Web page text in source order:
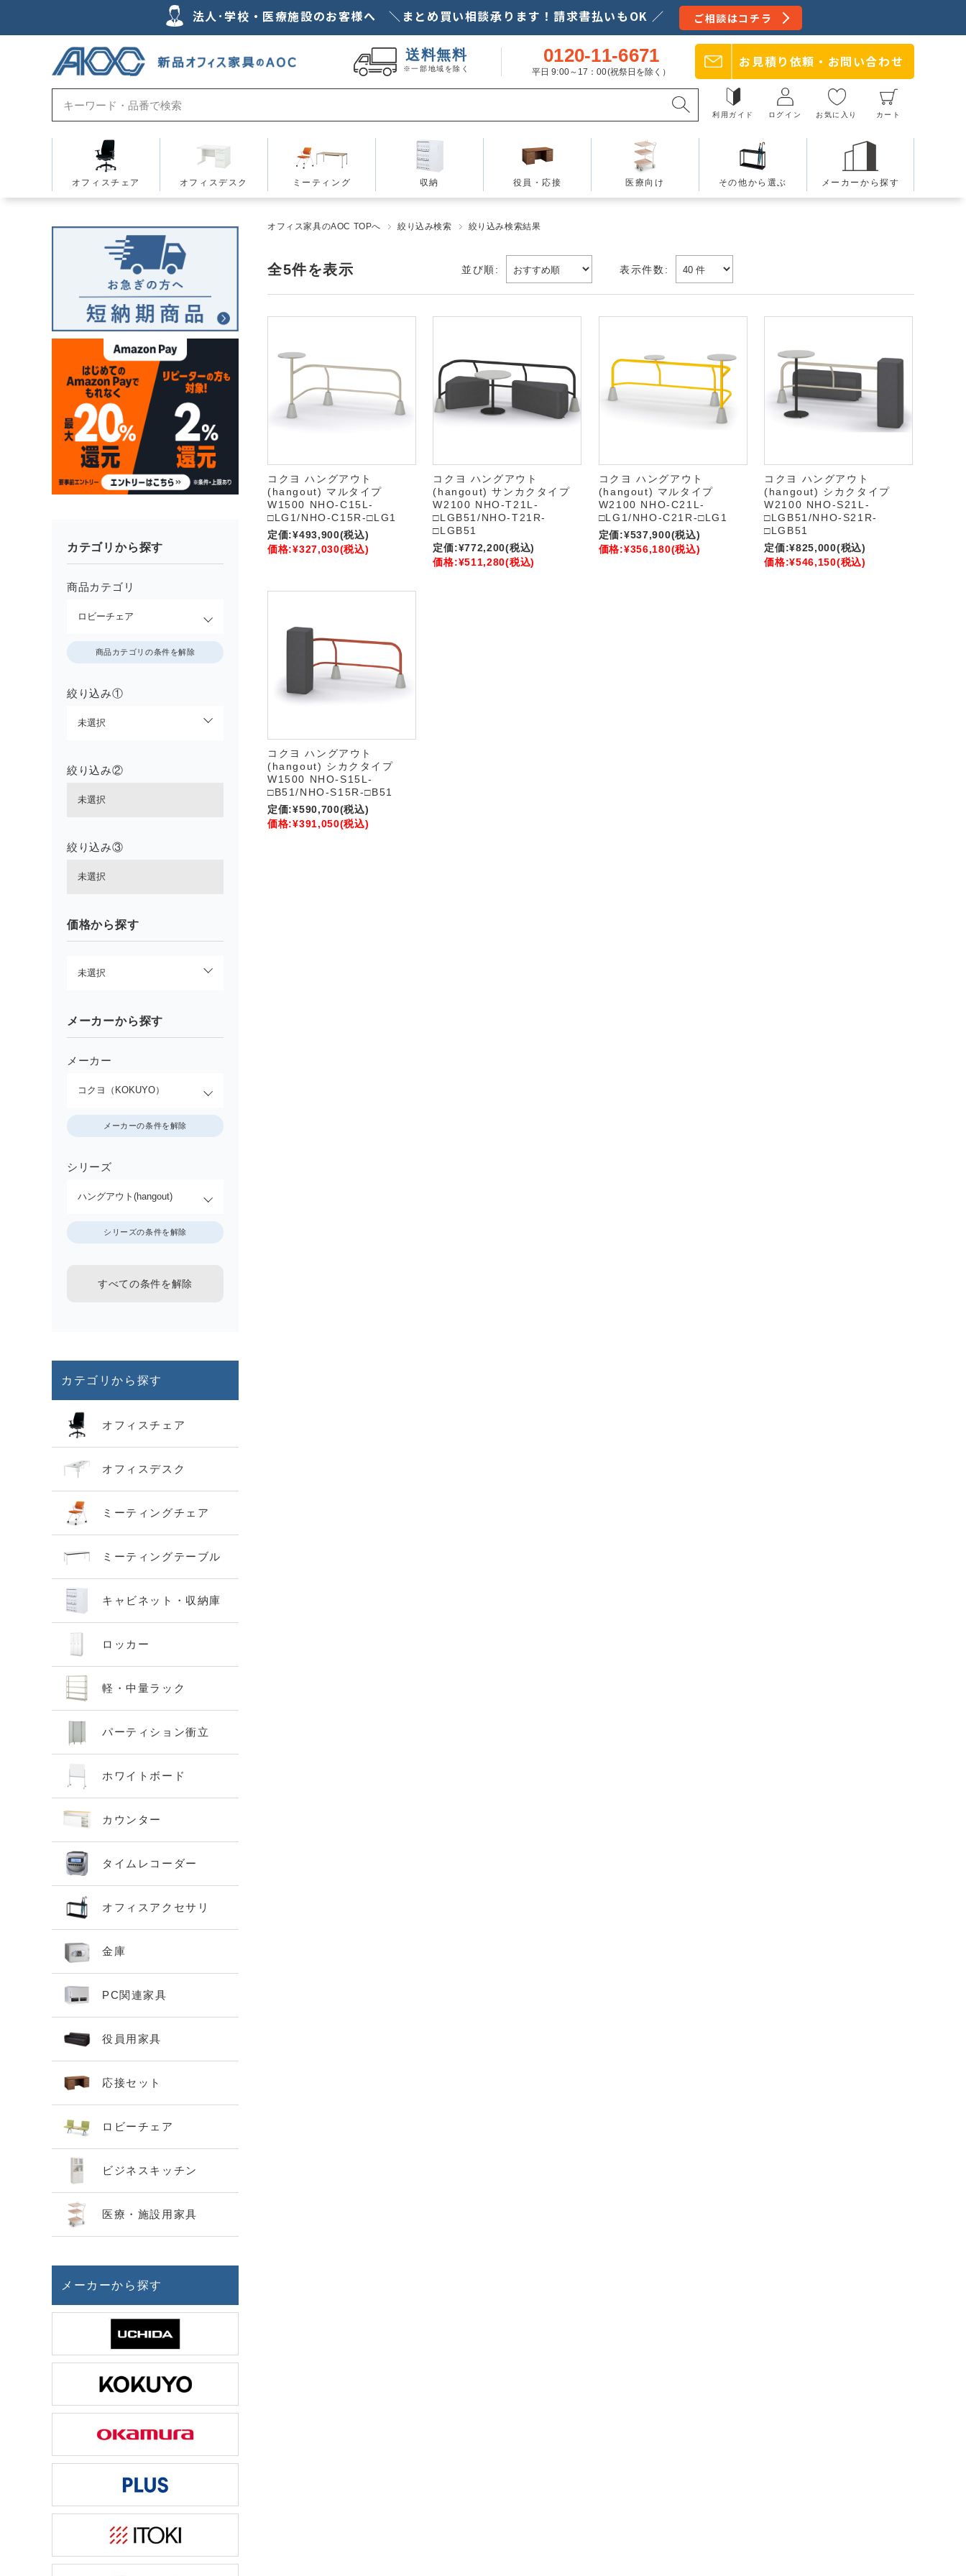
法人･学校・医療施設のお客様へ ＼まとめ買い相談承ります！請求書払いもOK ／ ご相談はコチラ
送料無料
※一部地域を除く
0120-11-6671
平日 9:00～17：00(祝祭日を除く）
お見積り依頼・ お問い合わせ
利用ガイド ログイン お気に入り カート
オフィスチェア オフィスデスク ミーティング 収納 役員・応接 医療向け その他から選ぶ メーカーから探す
オフィス家具のAOC TOPへ 絞り込み検索 絞り込み検索結果
全5件を表示 並び順: 表示件数:
コクヨ ハングアウト
(hangout) マルタイプ
W1500 NHO-C15L-
□LG1/NHO-C15R-□LG1
定価:¥493,900(税込)
価格:¥327,030(税込)
コクヨ ハングアウト
(hangout) サンカクタイプ
W2100 NHO-T21L-
□LGB51/NHO-T21R-
□LGB51
定価:¥772,200(税込)
価格:¥511,280(税込)
コクヨ ハングアウト
(hangout) マルタイプ
W2100 NHO-C21L-
□LG1/NHO-C21R-□LG1
定価:¥537,900(税込)
価格:¥356,180(税込)
コクヨ ハングアウト
(hangout) シカクタイプ
W2100 NHO-S21L-
□LGB51/NHO-S21R-
□LGB51
定価:¥825,000(税込)
価格:¥546,150(税込)
コクヨ ハングアウト
(hangout) シカクタイプ
W1500 NHO-S15L-
□B51/NHO-S15R-□B51
定価:¥590,700(税込)
価格:¥391,050(税込)
カテゴリから探す
商品カテゴリ
商品カテゴリの条件を解除
絞り込み①
絞り込み②
絞り込み③
価格から探す
メーカーから探す
メーカー
メーカーの条件を解除
シリーズ
シリーズの条件を解除
すべての条件を解除
カテゴリから探す
オフィスチェア
オフィスデスク
ミーティングチェア
ミーティングテーブル
キャビネット・収納庫
ロッカー
軽・中量ラック
パーティション衝立
ホワイトボード
カウンター
タイムレコーダー
オフィスアクセサリ
金庫
PC関連家具
役員用家具
応接セット
ロビーチェア
ビジネスキッチン
医療・施設用家具
メーカーから探す